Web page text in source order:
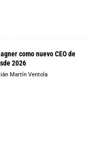
como nuevo CEO de
2026
Martín Ventola